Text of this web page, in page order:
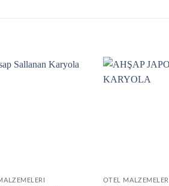
OTEL MALZEMELERI